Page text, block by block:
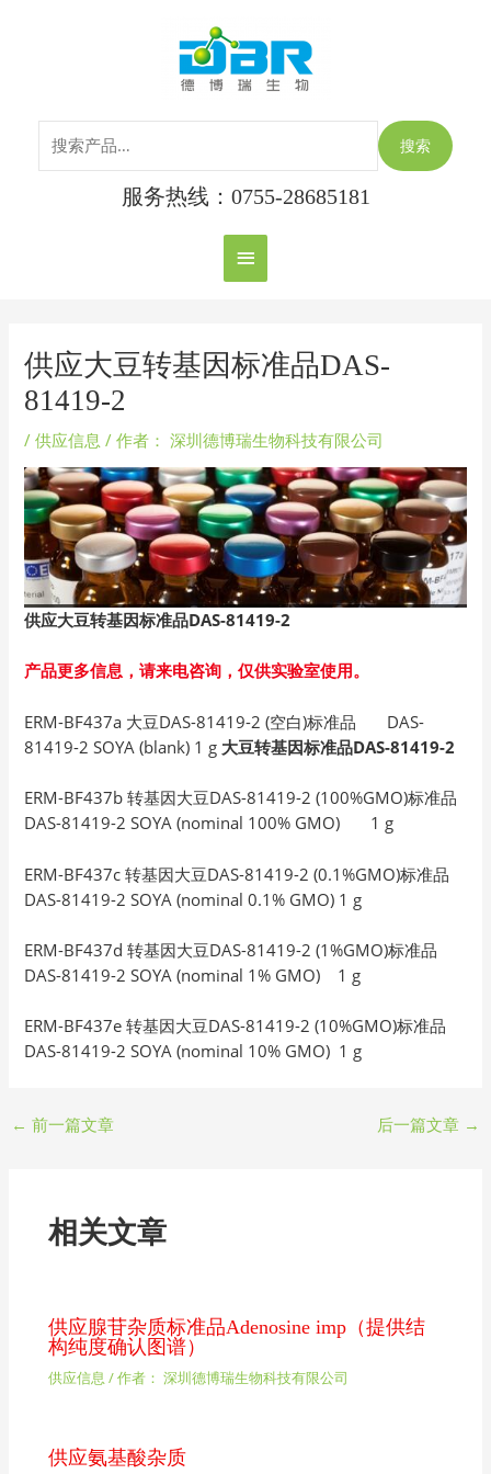
主
菜
单
搜索
服务热线：0755-28685181
供应大豆转基因标准品DAS-
81419-2
/供应信息 / 作者： 深圳德博瑞生物科技有限公司
供应大豆转基因标准品DAS-81419-2
产品更多信息，请来电咨询，仅供实验室使用。
ERM-BF437a 大豆DAS-81419-2 (空白)标准品 DAS-
81419-2 SOYA (blank) 1 g 大豆转基因标准品DAS-81419-2
ERM-BF437b 转基因大豆DAS-81419-2 (100%GMO)标准品
DAS-81419-2 SOYA (nominal 100% GMO) 1 g
ERM-BF437c 转基因大豆DAS-81419-2 (0.1%GMO)标准品
DAS-81419-2 SOYA (nominal 0.1% GMO) 1 g
ERM-BF437d 转基因大豆DAS-81419-2 (1%GMO)标准品
DAS-81419-2 SOYA (nominal 1% GMO) 1 g
ERM-BF437e 转基因大豆DAS-81419-2 (10%GMO)标准品
DAS-81419-2 SOYA (nominal 10% GMO) 1 g
← 前一篇文章 后一篇文章 →
相关文章
供应腺苷杂质标准品Adenosine imp（提供结
构纯度确认图谱）
供应信息 / 作者： 深圳德博瑞生物科技有限公司
供应氨基酸杂质